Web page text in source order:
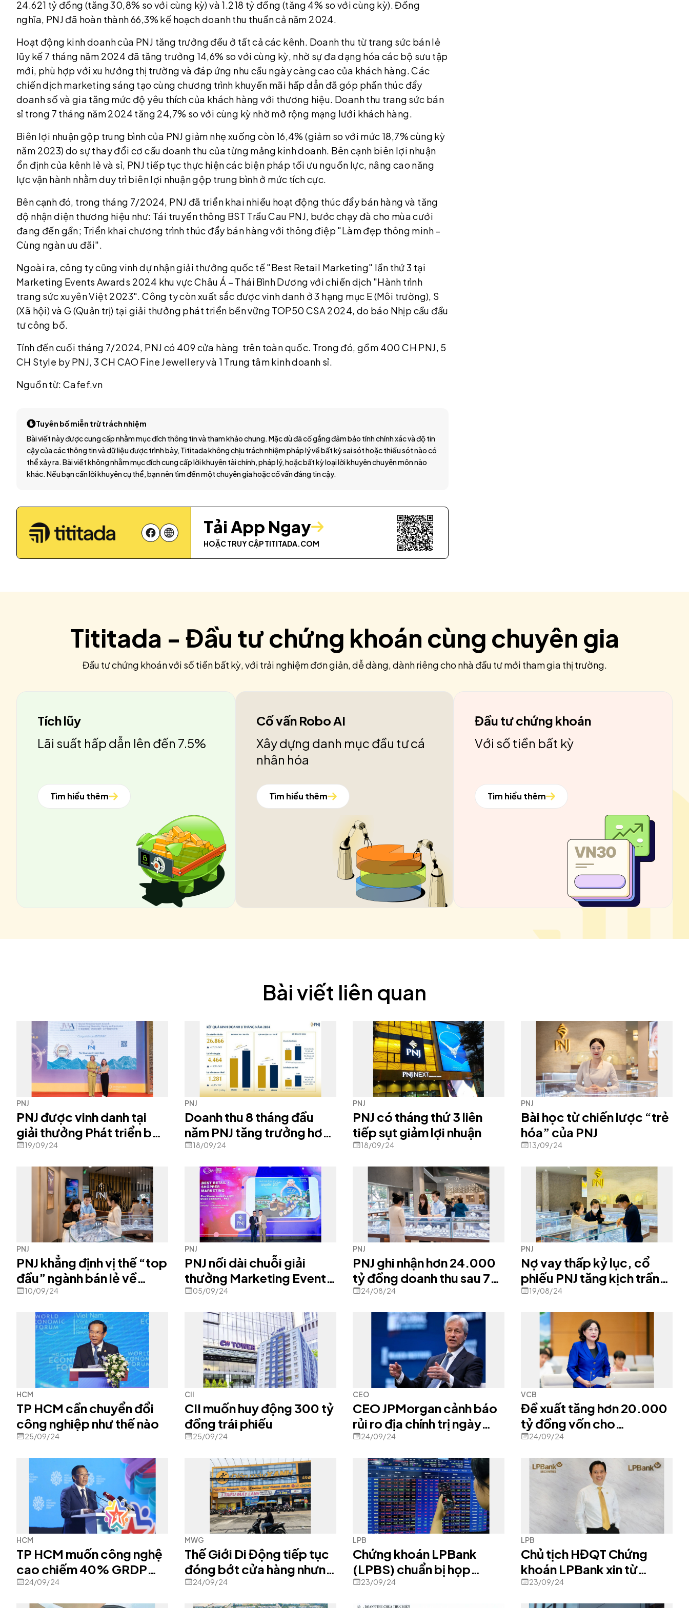
24.621 tỷ đồng (tăng 30,8% so với cùng kỳ) và 1.218 tỷ đồng (tăng 4% so với cùng kỳ). Đồng
nghĩa, PNJ đã hoàn thành 66,3% kế hoạch doanh thu thuần cả năm 2024.
Hoạt động kinh doanh của PNJ tăng trưởng đều ở tất cả các kênh. Doanh thu từ trang sức bán lẻ
lũy kế 7 tháng năm 2024 đã tăng trưởng 14,6% so với cùng kỳ, nhờ sự đa dạng hóa các bộ sưu tập
mới, phù hợp với xu hướng thị trường và đáp ứng nhu cầu ngày càng cao của khách hàng. Các
chiến dịch marketing sáng tạo cùng chương trình khuyến mãi hấp dẫn đã góp phần thúc đẩy
doanh số và gia tăng mức độ yêu thích của khách hàng với thương hiệu. Doanh thu trang sức bán
sỉ trong 7 tháng năm 2024 tăng 24,7% so với cùng kỳ nhờ mở rộng mạng lưới khách hàng.
Biên lợi nhuận gộp trung bình của PNJ giảm nhẹ xuống còn 16,4% (giảm so với mức 18,7% cùng kỳ
năm 2023) do sự thay đổi cơ cấu doanh thu của từng mảng kinh doanh. Bên cạnh biên lợi nhuận
ổn định của kênh lẻ và sỉ, PNJ tiếp tục thực hiện các biện pháp tối ưu nguồn lực, nâng cao năng
lực vận hành nhằm duy trì biên lợi nhuận gộp trung bình ở mức tích cực.
Bên cạnh đó, trong tháng 7/2024, PNJ đã triển khai nhiều hoạt động thúc đẩy bán hàng và tăng
độ nhận diện thương hiệu như: Tái truyền thông BST Trầu Cau PNJ, bước chạy đà cho mùa cưới
đang đến gần; Triển khai chương trình thúc đẩy bán hàng với thông điệp "Làm đẹp thông minh –
Cùng ngàn ưu đãi".
Ngoài ra, công ty cũng vinh dự nhận giải thưởng quốc tế "Best Retail Marketing" lần thứ 3 tại
Marketing Events Awards 2024 khu vực Châu Á – Thái Bình Dương với chiến dịch "Hành trình
trang sức xuyên Việt 2023". Công ty còn xuất sắc được vinh danh ở 3 hạng mục E (Môi trường), S
(Xã hội) và G (Quản trị) tại giải thưởng phát triển bền vững TOP50 CSA 2024, do báo Nhịp cầu đầu
tư công bố.
Tính đến cuối tháng 7/2024, PNJ có 409 cửa hàng trên toàn quốc. Trong đó, gồm 400 CH PNJ, 5
CH Style by PNJ, 3 CH CAO Fine Jewellery và 1 Trung tâm kinh doanh sỉ.
Nguồn từ: Cafef.vn
Tuyên bố miễn trừ trách nhiệm
Bài viết này được cung cấp nhằm mục đích thông tin và tham khảo chung. Mặc dù đã cố gắng đảm bảo tính chính xác và độ tin
cậy của các thông tin và dữ liệu được trình bày, Tititada không chịu trách nhiệm pháp lý về bất kỳ sai sót hoặc thiếu sót nào có
thể xảy ra. Bài viết không nhằm mục đích cung cấp lời khuyên tài chính, pháp lý, hoặc bất kỳ loại lời khuyên chuyên môn nào
khác. Nếu bạn cần lời khuyên cụ thể, bạn nên tìm đến một chuyên gia hoặc cố vấn đáng tin cậy.
Tải App Ngay
HOẶC TRUY CẬPTITITADA.COM
Tititada - Đầu tư chứng khoán cùng chuyên gia
Đầu tư chứng khoán với số tiền bất kỳ, với trải nghiệm đơn giản, dễ dàng, dành riêng cho nhà đầu tư mới tham gia thị trường.
Tích lũy
Lãi suất hấp dẫn lên đến 7.5%
Tìm hiểu thêm
Cố vấn Robo AI
Xây dựng danh mục đầu tư cá
nhân hóa
Tìm hiểu thêm
Đầu tư chứng khoán
Với số tiền bất kỳ
Tìm hiểu thêm
Bài viết liên quan
PNJ
PNJ được vinh danh tại
giải thưởng Phát triển bền
vững quốc tế JWA 2024
19/09/24
PNJ
Doanh thu 8 tháng đầu
năm PNJ tăng trưởng hơn
27% so với cùng kỳ
18/09/24
PNJ
PNJ có tháng thứ 3 liên
tiếp sụt giảm lợi nhuận
18/09/24
PNJ
Bài học từ chiến lược “trẻ
hóa” của PNJ
13/09/24
PNJ
PNJ khẳng định vị thế “top
đầu” ngành bán lẻ về
đóng góp ngân sách
10/09/24
PNJ
PNJ nối dài chuỗi giải
thưởng Marketing Events
Awards 3 năm liên tiếp
05/09/24
PNJ
PNJ ghi nhận hơn 24.000
tỷ đồng doanh thu sau 7
tháng
24/08/24
PNJ
Nợ vay thấp kỷ lục, cổ
phiếu PNJ tăng kịch trần,
vốn hóa vượt 35.000 tỷ
19/08/24
HCM
TP HCM cần chuyển đổi
công nghiệp như thế nào
25/09/24
CII
CII muốn huy động 300 tỷ
đồng trái phiếu
25/09/24
CEO
CEO JPMorgan cảnh báo
rủi ro địa chính trị ngày
càng lớn
24/09/24
VCB
Đề xuất tăng hơn 20.000
tỷ đồng vốn cho
Vietcombank
24/09/24
HCM
TP HCM muốn công nghệ
cao chiếm 40% GRDP
vào 2030
24/09/24
MWG
Thế Giới Di Động tiếp tục
đóng bớt cửa hàng nhưng
doanh số vẫn không giảm
24/09/24
LPB
Chứng khoán LPBank
(LPBS) chuẩn bị họp
ĐHĐCĐ bất thường lần
23/09/24
LPB
Chủ tịch HĐQT Chứng
khoán LPBank xin từ
nhiệm sau chưa đầy 1 năm
tại vị
23/09/24